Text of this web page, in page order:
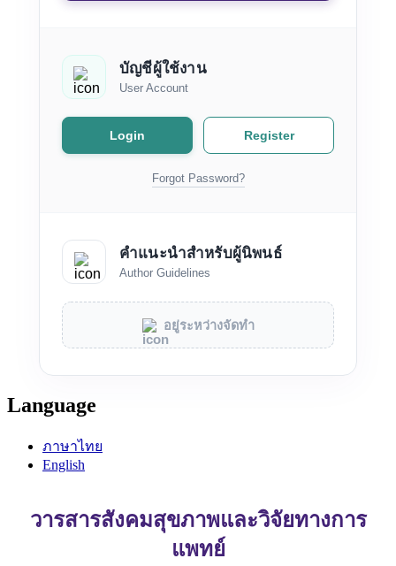
บัญชีผู้ใช้งาน
User Account
Login Register
Forgot Password?
คำแนะนำสำหรับผู้นิพนธ์
Author Guidelines
อยู่ระหว่างจัดทำ
Language
ภาษาไทย
English
วารสารสังคมสุขภาพและวิจัยทางการ
แพทย์